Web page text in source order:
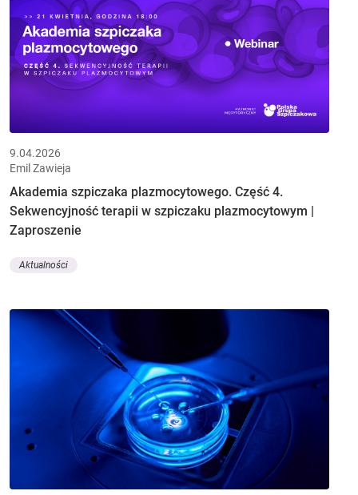
9.04.2026
Emil Zawieja
Akademia szpiczaka plazmocytowego. Część 4.
Sekwencyjność terapii w szpiczaku plazmocytowym |
Zaproszenie
Aktualności